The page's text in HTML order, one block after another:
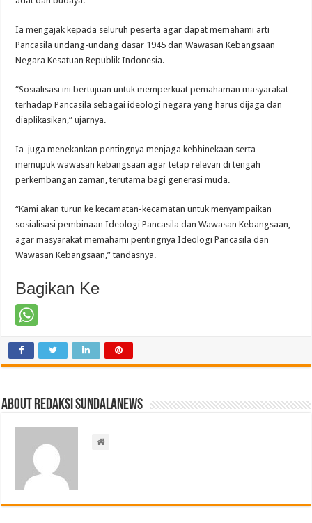
Ia mengajak kepada seluruh peserta agar dapat memahami arti
Pancasila undang-undang dasar 1945 dan Wawasan Kebangsaan
Negara Kesatuan Republik Indonesia.
“Sosialisasi ini bertujuan untuk memperkuat pemahaman masyarakat
terhadap Pancasila sebagai ideologi negara yang harus dijaga dan
diaplikasikan,” ujarnya.
Ia juga menekankan pentingnya menjaga kebhinekaan serta
memupuk wawasan kebangsaan agar tetap relevan di tengah
perkembangan zaman, terutama bagi generasi muda.
“Kami akan turun ke kecamatan-kecamatan untuk menyampaikan
sosialisasi pembinaan Ideologi Pancasila dan Wawasan Kebangsaan,
agar masyarakat memahami pentingnya Ideologi Pancasila dan
Wawasan Kebangsaan,” tandasnya.
Bagikan Ke
About Redaksi Sundalanews